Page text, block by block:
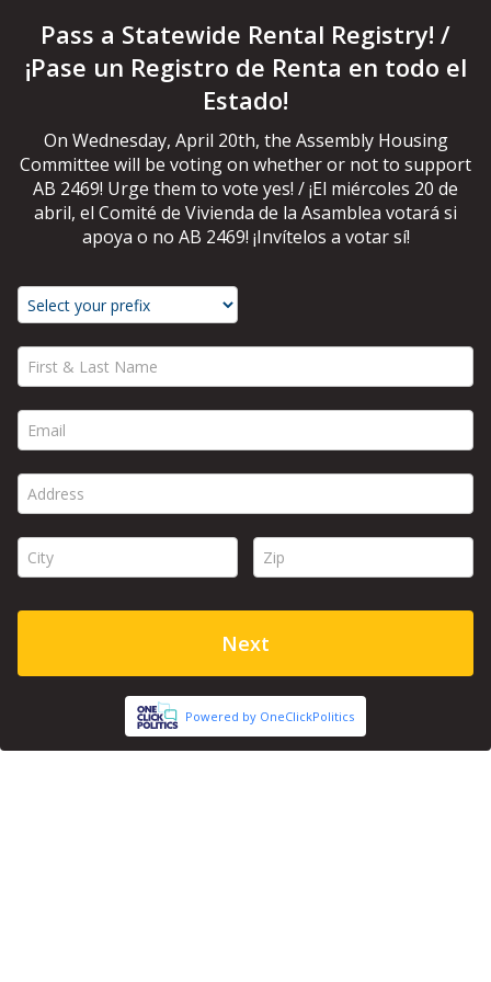
Pass a Statewide Rental Registry! /
¡Pase un Registro de Renta en todo el
Estado!
On Wednesday, April 20th, the Assembly Housing
Committee will be voting on whether or not to support
AB 2469! Urge them to vote yes! / ¡El miércoles 20 de
abril, el Comité de Vivienda de la Asamblea votará si
apoya o no AB 2469! ¡Invítelos a votar sí!
First & Last Name *
Email *
Address *
City * Zip *
Next
Powered by OneClickPolitics